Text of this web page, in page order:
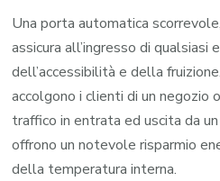
Una porta automatica
assicura all’ingresso di qualsiasi
dell’accessibilità e della
accolgono i clienti di un negozio
traffico in entrata ed uscita da
offrono un notevole risparmio
della temperatura interna.